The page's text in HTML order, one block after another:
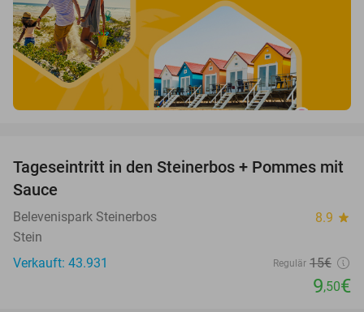
37%
Tageseintritt in den Steinerbos + Pommes mit
Sauce
Belevenispark Steinerbos 8.9 star
Stein
Verkauft: 43.931
Regulär 15€
9,50€